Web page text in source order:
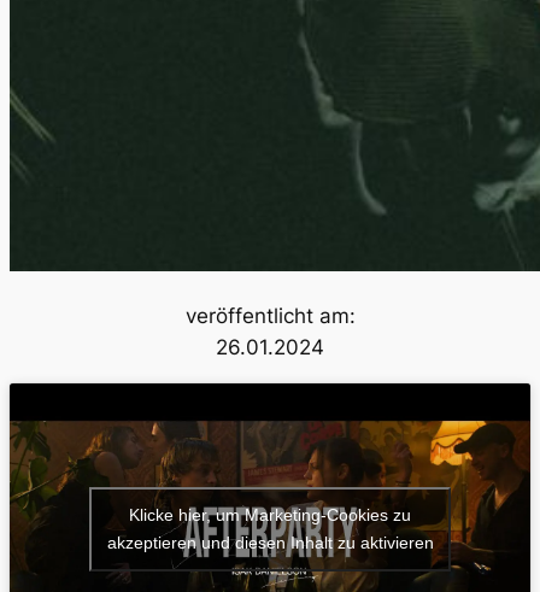
veröffentlicht am:
26.01.2024
Klicke hier, um Marketing-Cookies zu
akzeptieren und diesen Inhalt zu aktivieren